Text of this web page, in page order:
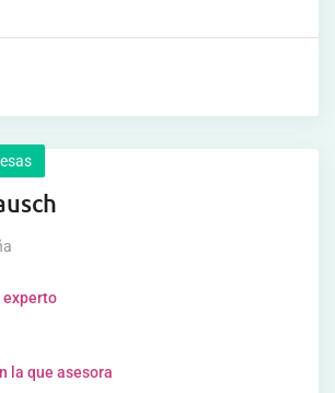
experto
la que asesora